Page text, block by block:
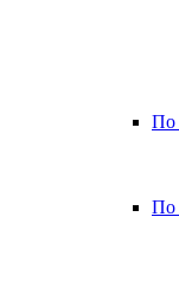
По
По